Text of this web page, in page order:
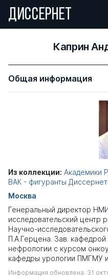
ДИССЕРНЕТ
Каприн
Общая информация
Из коллекции: Академики
ВАК - фигуранты
Москва
Генеральный директор
исследовательский центр
Научно-
П.А.Герцена. Зав.
нефрологии с курсом
кафедры урологии ПМГМУ
Информация обновлена: 31